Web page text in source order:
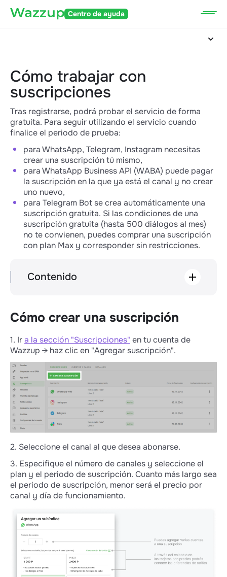
Centro de ayuda
Cómo trabajar con
suscripciones
Tras registrarse, podrá probar el servicio de forma
gratuita. Para seguir utilizando el servicio cuando
finalice el periodo de prueba:
para WhatsApp, Telegram, Instagram necesitas
crear una suscripción tú mismo,
para WhatsApp Business API (WABA) puede pagar
la suscripción en la que ya está el canal y no crear
uno nuevo,
para Telegram Bot se crea automáticamente una
suscripción gratuita. Si las condiciones de una
suscripción gratuita (hasta 500 diálogos al mes)
no te convienen, puedes comprar una suscripción
con plan Max y corresponder sin restricciones.
Contenido
Cómo recargar el saldo de tu suscripción
WABA
Cómo cambiar un canal en una
suscripción
Cómo cambiar el número de canales de un
abono
Cómo aumentar el límite de
conversaciones en una suscripción
Cómo crear una suscripción
1. Ira la sección "Suscripciones" en tu cuenta de
Wazzup → haz clic en "Agregar suscripción".
2. Seleccione el canal al que desea abonarse.
3. Especifique el número de canales y seleccione el
plan y el periodo de suscripción. Cuanto más largo sea
el periodo de suscripción, menor será el precio por
canal y día de funcionamiento.